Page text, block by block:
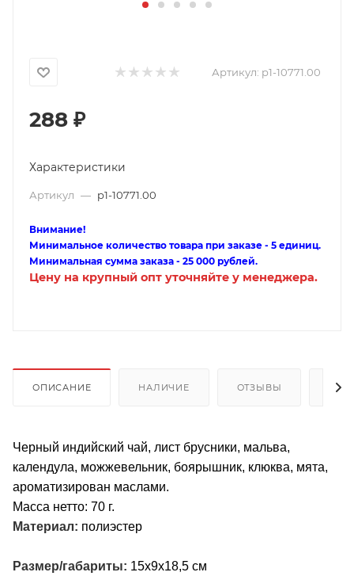
Артикул: p1-10771.00
288 ₽
Характеристики
Артикул — p1-10771.00
Внимание!
Минимальное количество товара при заказе - 5 единиц.
Минимальная сумма заказа - 25 000 рублей.
Цену на крупный опт уточняйте у менеджера.
ОПИСАНИЕ НАЛИЧИЕ ОТЗЫВЫ
Черный индийский чай, лист брусники, мальва,
календула, можжевельник, боярышник, клюква, мята,
ароматизирован маслами.
Масса нетто: 70 г.
Материал: полиэстер
Размер/габариты: 15х9х18,5 см